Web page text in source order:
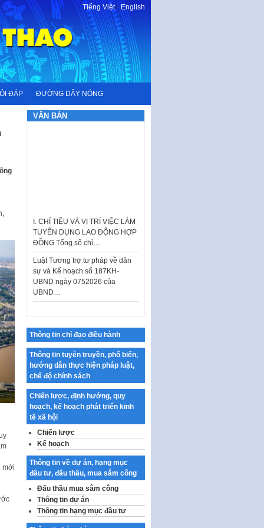
Tiếng Việt-English
ĐÁP ĐƯỜNG DÂY NÓNG
mới
VĂN BẢN
ĐỒNG Tổng số chỉ…
Luật Tương trợ tư pháp về dân
sự và Kế hoạch số 187KH-
UBND ngày 0752026 của
UBND…
Ban hành Danh mục vị trí khai
thác quảng cáo trên địa bàn
Kế hoạch Tổ chức Cuộc thi
chính luận về bảo vệ nền tảng tư
tưởng của Đảng…
Công bố công khai dự toán kinh
phí xây dựng pháp luật, hoàn
thiện thể chế, chính…
Quy định về nghiên cứu, ứng
dụng khoa học, công nghệ, đổi
mới sáng tạo và chuyển…
Quy định chi tiết và hướng dẫn
thi hành một số điều của Luật Lý
lịch tư…
Sửa đổi, bổ sung một số nội
dung tại Nghị quyết số 30/NQ-
CP ngày 24 tháng 02…
Ban hành Chương trình hành
Thông tin chỉ đạo điều hành
Thông tin tuyên truyền, phổ biến,
hướng dẫn thực hiện pháp luật,
chế độ chính sách
Chiến lược, định hướng, quy
hoạch, kế hoạch phát triển kinh
tế xã hội
Chiến lược
Kế hoạch
Thông tin về dự án, hạng mục
đầu tư, đấu thầu, mua sắm công
Đấu thầu mua sắm công
Thông tin dự án
Thông tin hạng mục đầu tư